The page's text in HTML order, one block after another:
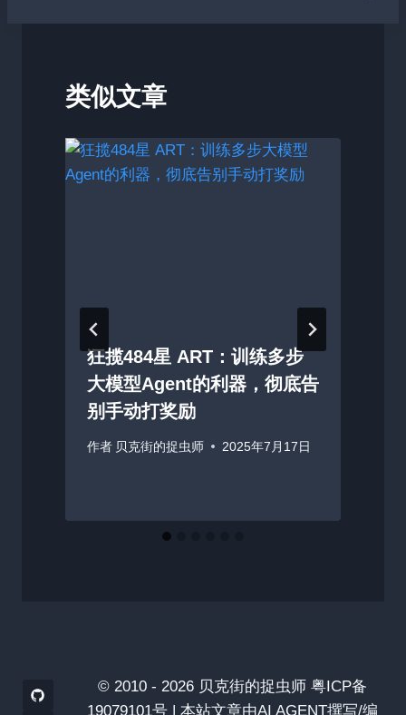
类似文章
狂揽484星 ART：训练多步
大模型Agent的利器，彻底告
别手动打奖励
作者 贝克街的捉虫师 2025年7月17日
© 2010 - 2026 贝克街的捉虫师 粤ICP备
19079101号 | 本站文章由AI AGENT撰写/编